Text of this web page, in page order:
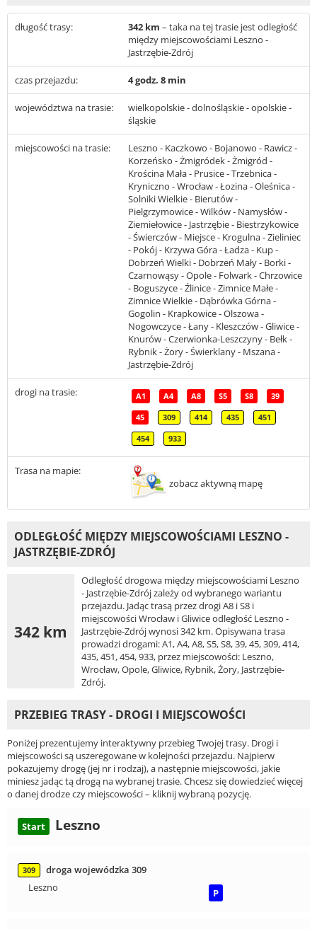
długość trasy: 342 km – taka na tej trasie jest odległość
między miejscowościami Leszno -
Jastrzębie-Zdrój
czas przejazdu: 4 godz. 8 min
województwa na trasie:
wielkopolskie - dolnośląskie - opolskie -
śląskie
miejscowości na trasie:
Leszno - Kaczkowo - Bojanowo - Rawicz -
Korzeńsko - Żmigródek - Żmigród -
Krościna Mała - Prusice - Trzebnica -
Kryniczno - Wrocław - Łozina - Oleśnica -
Solniki Wielkie - Bierutów -
Pielgrzymowice - Wilków - Namysłów -
Ziemiełowice - Jastrzębie - Biestrzykowice
- Świerczów - Miejsce - Krogulna - Zieliniec
- Pokój - Krzywa Góra - Ładza - Kup -
Dobrzeń Wielki - Dobrzeń Mały - Borki -
Czarnowąsy - Opole - Folwark - Chrzowice
- Boguszyce - Źlinice - Zimnice Małe -
Zimnice Wielkie - Dąbrówka Górna -
Gogolin - Krapkowice - Olszowa -
Nogowczyce - Łany - Kleszczów - Gliwice -
Knurów - Czerwionka-Leszczyny - Bełk -
Rybnik - Żory - Świerklany - Mszana -
Jastrzębie-Zdrój
drogi na trasie: A1 A4 A8 S5 S8 39
45 309 414 435 451
454 933
Trasa na mapie:
zobacz aktywną mapę
ODLEGŁOŚĆ MIĘDZY MIEJSCOWOŚCIAMI LESZNO -
JASTRZĘBIE-ZDRÓJ
342 km
Odległość drogowa między miejscowościami Leszno
- Jastrzębie-Zdrój zależy od wybranego wariantu
przejazdu. Jadąc trasą przez drogi A8 i S8 i
miejscowości Wrocław i Gliwice odległość Leszno -
Jastrzębie-Zdrój wynosi 342 km. Opisywana trasa
prowadzi drogami: A1, A4, A8, S5, S8, 39, 45, 309, 414,
435, 451, 454, 933, przez miejscowości: Leszno,
Wrocław, Opole, Gliwice, Rybnik, Żory, Jastrzębie-
Zdrój.
PRZEBIEG TRASY - DROGI I MIEJSCOWOŚCI
Poniżej prezentujemy interaktywny przebieg Twojej trasy. Drogi i
miejscowości są uszeregowane w kolejności przejazdu. Najpierw
pokazujemy drogę (jej nr i rodzaj), a następnie miejscowości, jakie
miniesz jadąc tą drogą na wybranej trasie. Chcesz się dowiedzieć więcej
o danej drodze czy miejscowości – kliknij wybraną pozycję.
Start Leszno
309
droga wojewódzka 309
Leszno
P